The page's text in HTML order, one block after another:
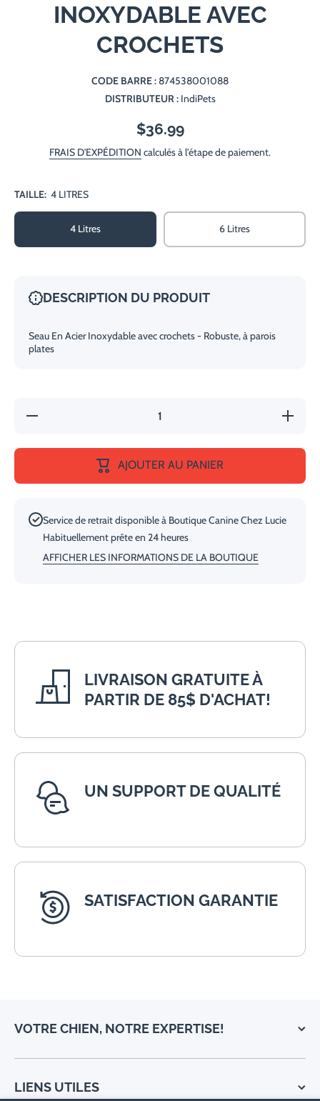
INOXYDABLE AVEC
CROCHETS
CODE BARRE :874538001088
DISTRIBUTEUR :IndiPets
$36.99
FRAIS D'EXPÉDITION calculés à l'étape de paiement.
TAILLE: 4 LITRES
4 Litres 6 Litres
DESCRIPTION DU PRODUIT
Seau En Acier Inoxydable avec crochets - Robuste, à parois
plates
Réduire la
la
AJOUTER AU PANIER
Service de retrait disponible à Boutique Canine Chez Lucie
Habituellement prête en 24 heures
AFFICHER LES INFORMATIONS DE LA BOUTIQUE
LIVRAISON GRATUITE À
PARTIR DE 85$ D'ACHAT!
UN SUPPORT DE QUALITÉ
SATISFACTION GARANTIE
VOTRE CHIEN, NOTRE EXPERTISE!
LIENS UTILES